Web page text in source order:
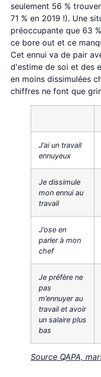
seulement 56 %
71 % en 2019 !). Une
préoccupante que 63
ce bore out et ce
Cet ennui va de pair
d'estime de soi et des
en moins dissimulées
chiffres ne font que
J’ai un travail
ennuyeux
Je dissimule
mon ennui au
travail
J’ose en
parler à mon
chef
Je préfère ne
pas
m’ennuyer au
travail et avoir
un salaire plus
bas
Source QAPA,